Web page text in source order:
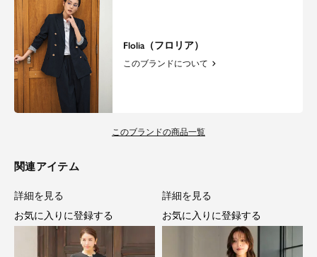
Flolia（フロリア）
このブランドについて
このブランドの商品一覧
関連アイテム
詳細を見る
お気に入りに登録する
詳細を見る
お気に入りに登録する